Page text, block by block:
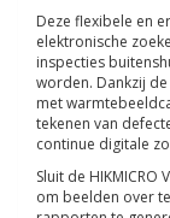
Deze flexibele en
elektronische
inspecties
worden. Dankzij
met
tekenen van
continue digitale
Sluit de HIKMICRO
om beelden over